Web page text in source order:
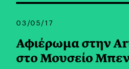
03/05/17
Αφιέρωμα στην
στο Μουσείο